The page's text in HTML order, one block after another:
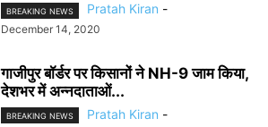
BREAKING NEWS Pratah Kiran -
December 14, 2020
गाजीपुर बॉर्डर पर किसानों ने NH-9 जाम किया,
देशभर में अन्नदाताओं...
BREAKING NEWS Pratah Kiran -